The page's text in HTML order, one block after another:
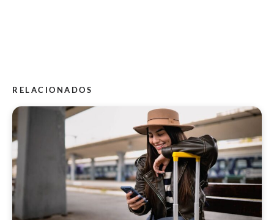
RELACIONADOS